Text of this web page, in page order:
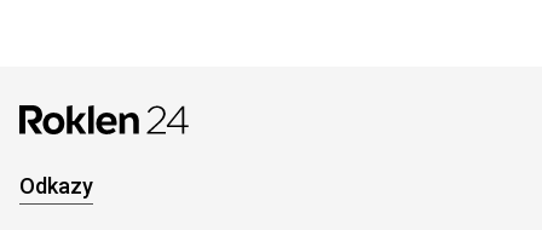
Odkazy